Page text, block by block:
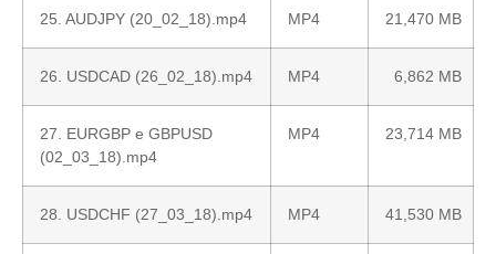
25. AUDJPY (20_02_18).mp4 MP4 21,470 MB
26. USDCAD (26_02_18).mp4 MP4 6,862 MB
27. EURGBP e GBPUSD
(02_03_18).mp4
MP4 23,714 MB
28. USDCHF (27_03_18).mp4 MP4 41,530 MB